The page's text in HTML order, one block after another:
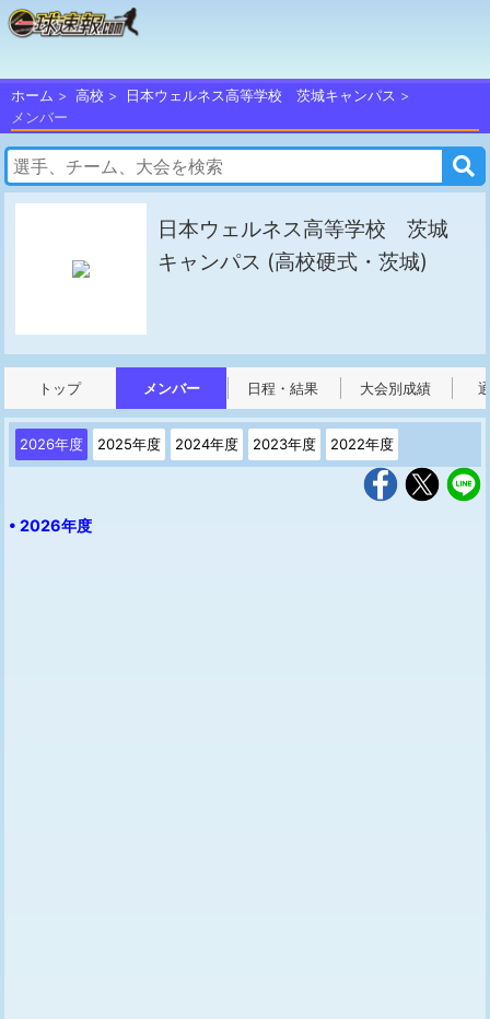
ホーム 高校
日本ウェルネス高等学校 茨城キャンパス
メンバー
日本ウェルネス高等学校 茨城
キャンパス (高校硬式・茨城)
トップ メンバー 日程・結果 大会別成績
2026年度 2025年度 2024年度 2023年度 2022年度
• 2026年度